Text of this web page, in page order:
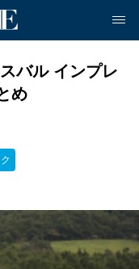
バル インプレ
め